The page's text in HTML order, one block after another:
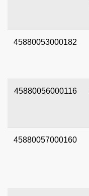
45880053000182
45880056000116
45880057000160